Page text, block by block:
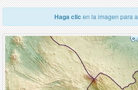
Haga clic en la imagen para